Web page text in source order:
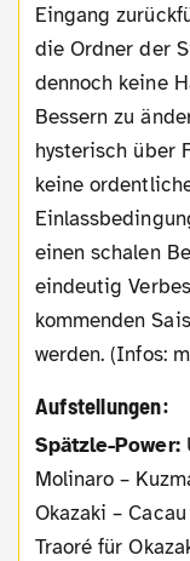
Eingang
die Ordner der
dennoch keine
Bessern zu
hysterisch über
keine
einen schalen
eindeutig
kommenden
werden. (Infos:
Aufstellungen:
Spätzle-Power:
Molinaro –
Okazaki – Cacau
Traoré für